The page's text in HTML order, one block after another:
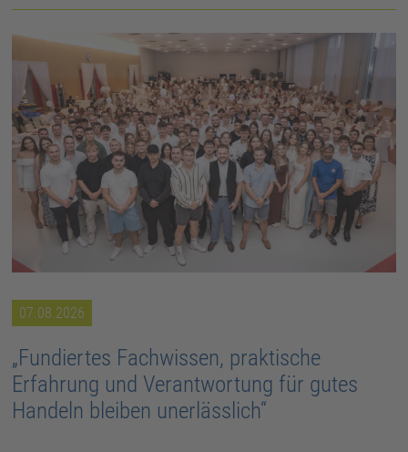
07.08.2026
„Fundiertes Fachwissen, praktische
Erfahrung und Verantwortung für gutes
Handeln bleiben unerlässlich“